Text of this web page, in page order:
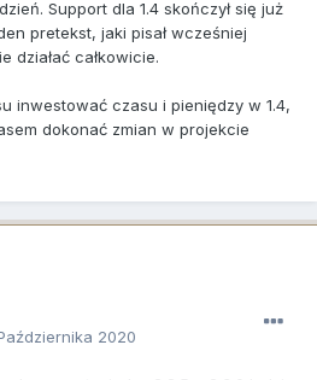
Support dla 1.4 skończył się już
pretekst, jaki pisał wcześniej
działać całkowicie.
inwestować czasu i pieniędzy w 1.4,
dokonać zmian w projekcie
2020